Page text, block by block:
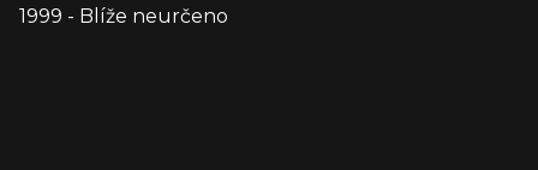
1999 - Blíže neurčeno